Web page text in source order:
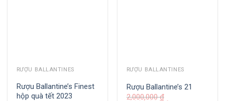
RƯỢU BALLANTINES
Rượu Ballantine’s Finest
hộp quà tết 2023
RƯỢU BALLANTINES
Rượu Ballantine’s 21
2,000,000₫